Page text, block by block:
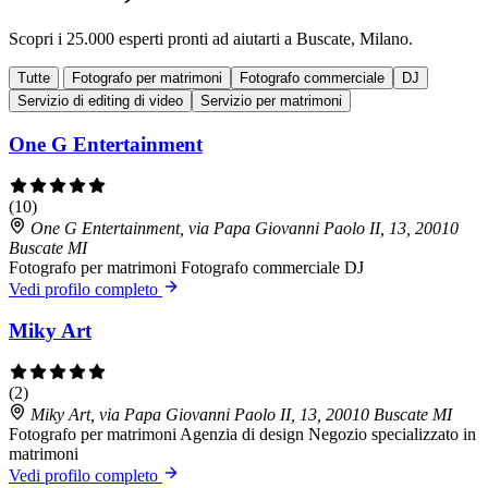
Scopri i 25.000 esperti pronti ad aiutarti a Buscate, Milano.
Tutte Fotografo per matrimoni Fotografo commerciale
DJ
Servizio di editing di video
Servizio per matrimoni
One G Entertainment
(10)
One G Entertainment, via Papa Giovanni Paolo II, 13, 20010
Buscate MI
Fotografo per matrimoni Fotografo commerciale DJ
Vedi profilo completo
Miky Art
(2)
Miky Art, via Papa Giovanni Paolo II, 13, 20010 Buscate MI
Fotografo per matrimoni Agenzia di design Negozio specializzato in
matrimoni
Vedi profilo completo